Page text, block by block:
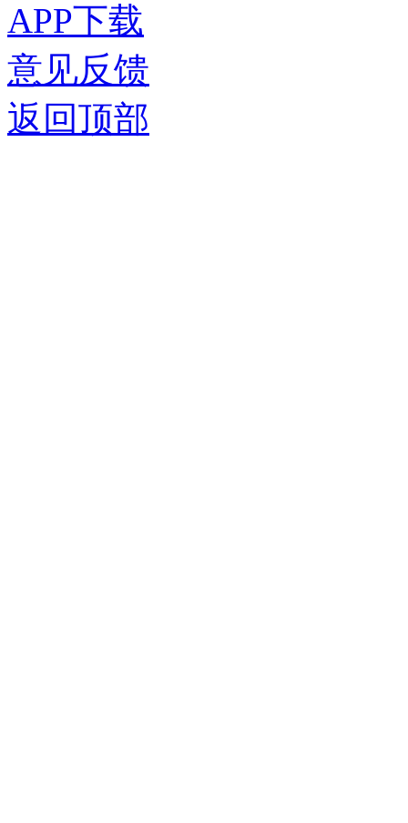
APP下载
意见反馈
返回顶部